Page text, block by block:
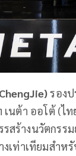
รอง
นต้า ออโต้ (ไ
สร้างนวัตกร
งเท่าเทียมสํา